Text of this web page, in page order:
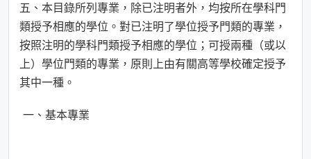
五、本目錄所列專業，除已注明者外，均按所在學科門
類授予相應的學位。對已注明了學位授予門類的專業，
按照注明的學科門類授予相應的學位；可授兩種（或以
上）學位門類的專業，原則上由有關高等學校確定授予
其中一種。
一、基本專業